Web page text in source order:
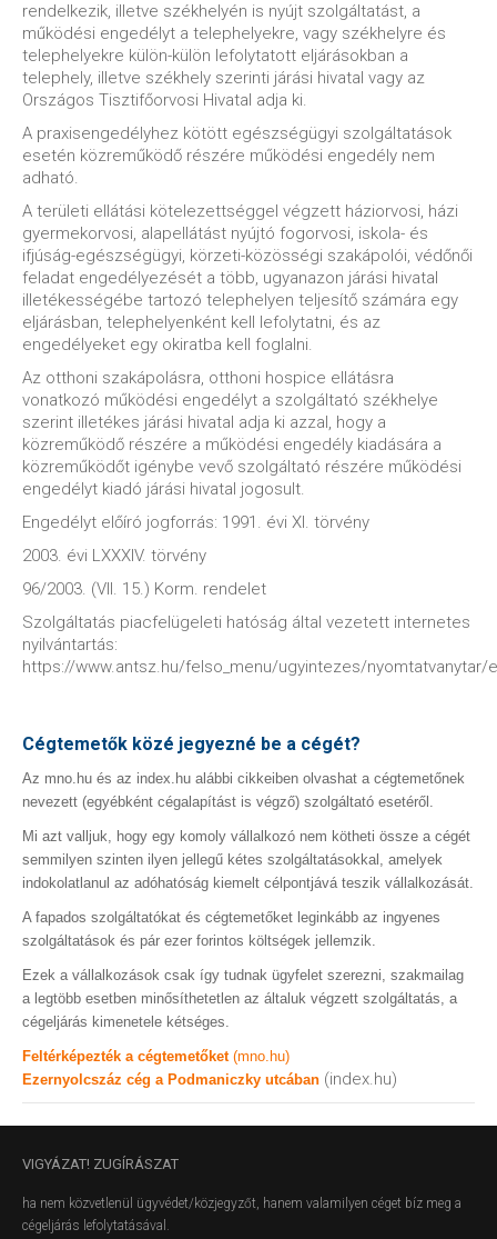
rendelkezik, illetve székhelyén is nyújt szolgáltatást, a
működési engedélyt a telephelyekre, vagy székhelyre és
telephelyekre külön-külön lefolytatott eljárásokban a
telephely, illetve székhely szerinti járási hivatal vagy az
Országos Tisztifőorvosi Hivatal adja ki.
A praxisengedélyhez kötött egészségügyi szolgáltatások
esetén közreműködő részére működési engedély nem
adható.
A területi ellátási kötelezettséggel végzett háziorvosi, házi
gyermekorvosi, alapellátást nyújtó fogorvosi, iskola- és
ifjúság-egészségügyi, körzeti-közösségi szakápolói, védőnői
feladat engedélyezését a több, ugyanazon járási hivatal
illetékességébe tartozó telephelyen teljesítő számára egy
eljárásban, telephelyenként kell lefolytatni, és az
engedélyeket egy okiratba kell foglalni.
Az otthoni szakápolásra, otthoni hospice ellátásra
vonatkozó működési engedélyt a szolgáltató székhelye
szerint illetékes járási hivatal adja ki azzal, hogy a
közreműködő részére a működési engedély kiadására a
közreműködőt igénybe vevő szolgáltató részére működési
engedélyt kiadó járási hivatal jogosult.
Engedélyt előíró jogforrás: 1991. évi XI. törvény
2003. évi LXXXIV. törvény
96/2003. (VII. 15.) Korm. rendelet
Szolgáltatás piacfelügeleti hatóság által vezetett internetes
nyilvántartás:
https://www.antsz.hu/felso_menu/ugyintezes/
Cégtemetők közé jegyezné be a cégét?
Az mno.hu és az index.hu alábbi cikkeiben olvashat a cégtemetőnek
nevezett (egyébként cégalapítást is végző) szolgáltató esetéről.
Mi azt valljuk, hogy egy komoly vállalkozó nem kötheti össze a cégét
semmilyen szinten ilyen jellegű kétes szolgáltatásokkal, amelyek
indokolatlanul az adóhatóság kiemelt célpontjává teszik vállalkozását.
A fapados szolgáltatókat és cégtemetőket leginkább az ingyenes
szolgáltatások és pár ezer forintos költségek jellemzik.
Ezek a vállalkozások csak így tudnak ügyfelet szerezni, szakmailag
a legtöbb esetben minősíthetetlen az általuk végzett szolgáltatás, a
cégeljárás kimenetele kétséges.
Feltérképezték a cégtemetőket (mno.hu)
Ezernyolcszáz cég a Podmaniczky utcában (index.hu)
VIGYÁZAT! ZUGÍRÁSZAT
ha nem közvetlenül ügyvédet/közjegyzőt, hanem valamilyen céget bíz meg a
cégeljárás lefolytatásával.